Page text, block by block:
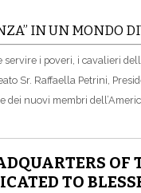
IN UN MONDO
servire i poveri, i cavalieri
Sr. Raffaella Petrini,
nuovi membri
TO